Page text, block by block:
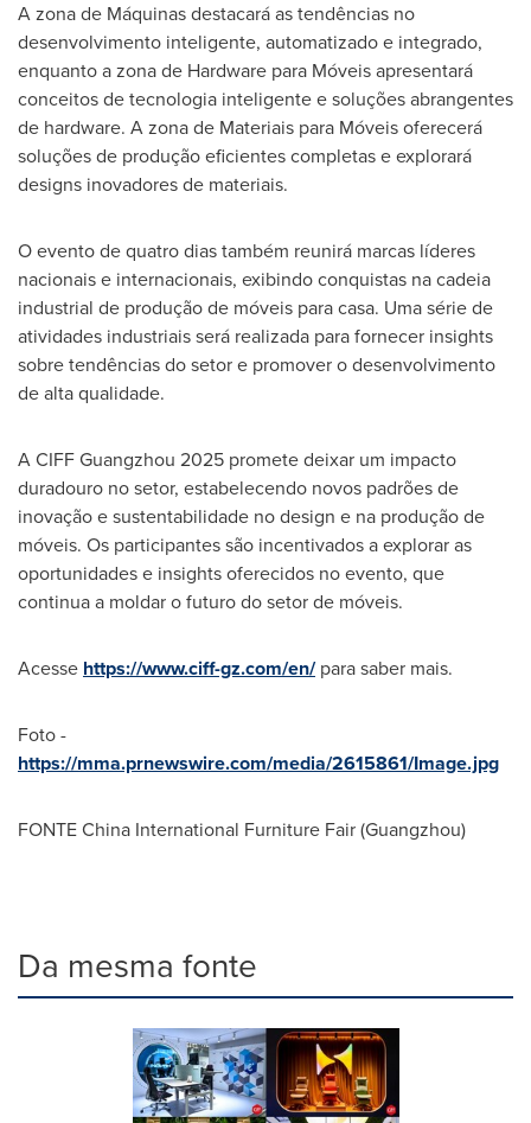
A zona de Máquinas destacará as tendências no
desenvolvimento inteligente, automatizado e integrado,
enquanto a zona de Hardware para Móveis apresentará
conceitos de tecnologia inteligente e soluções abrangentes
de hardware. A zona de Materiais para Móveis oferecerá
soluções de produção eficientes completas e explorará
designs inovadores de materiais.
O evento de quatro dias também reunirá marcas líderes
nacionais e internacionais, exibindo conquistas na cadeia
industrial de produção de móveis para casa. Uma série de
atividades industriais será realizada para fornecer insights
sobre tendências do setor e promover o desenvolvimento
de alta qualidade.
A CIFF Guangzhou 2025 promete deixar um impacto
duradouro no setor, estabelecendo novos padrões de
inovação e sustentabilidade no design e na produção de
móveis. Os participantes são incentivados a explorar as
oportunidades e insights oferecidos no evento, que
continua a moldar o futuro do setor de móveis.
Acesse https://www.ciff-gz.com/en/para saber mais.
Foto -
https://mma.prnewswire.com/media/2615861/Image.jpg
FONTE China International Furniture Fair (Guangzhou)
Da mesma fonte